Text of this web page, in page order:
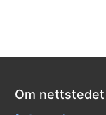
Om nettstedet